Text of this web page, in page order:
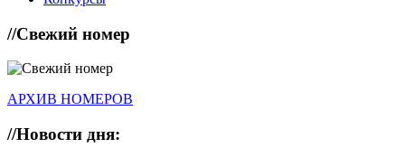
//Свежий номер
АРХИВ НОМЕРОВ
//Новости дня: